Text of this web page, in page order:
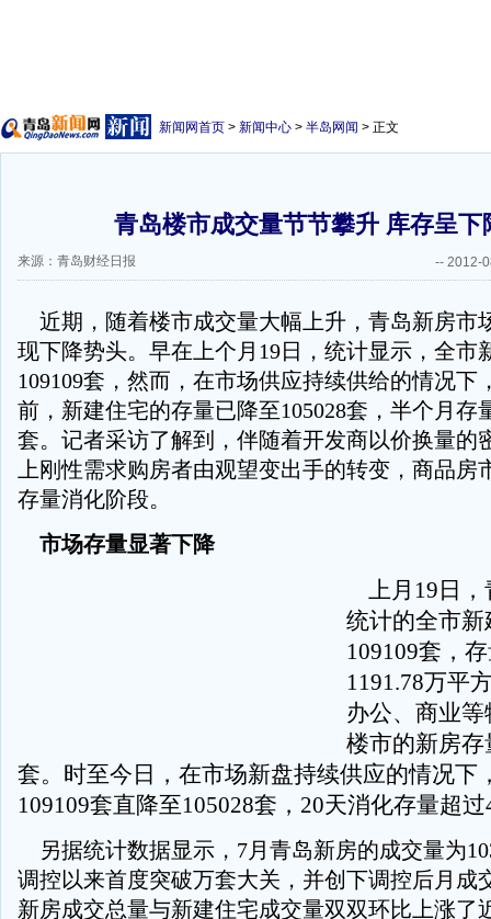
新闻网首页 > 新闻中心 > 半岛网闻 > 正文
青岛楼市成交量节节攀升 库存呈下
来源：青岛财经日报 -- 2012-
近期，随着楼市成交量大幅上升，青岛新房市
现下降势头。早在上个月19日，统计显示，全市
109109套，然而，在市场供应持续供给的情况下
前，新建住宅的存量已降至105028套，半个月存
套。记者采访了解到，伴随着开发商以价换量的
上刚性需求购房者由观望变出手的转变，商品房
存量消化阶段。
市场存量显著下降
上月19日，
统计的全市
109109套，
1191.78万平
办公、商业
楼市的新房存
套。时至今日，在市场新盘持续供应的情况下
109109套直降至105028套，20天消化存量超
另据统计数据显示，7月青岛新房的成交量为
调控以来首度突破万套大关，并创下调控后月成
新房成交总量与新建住宅成交量双双环比上涨了